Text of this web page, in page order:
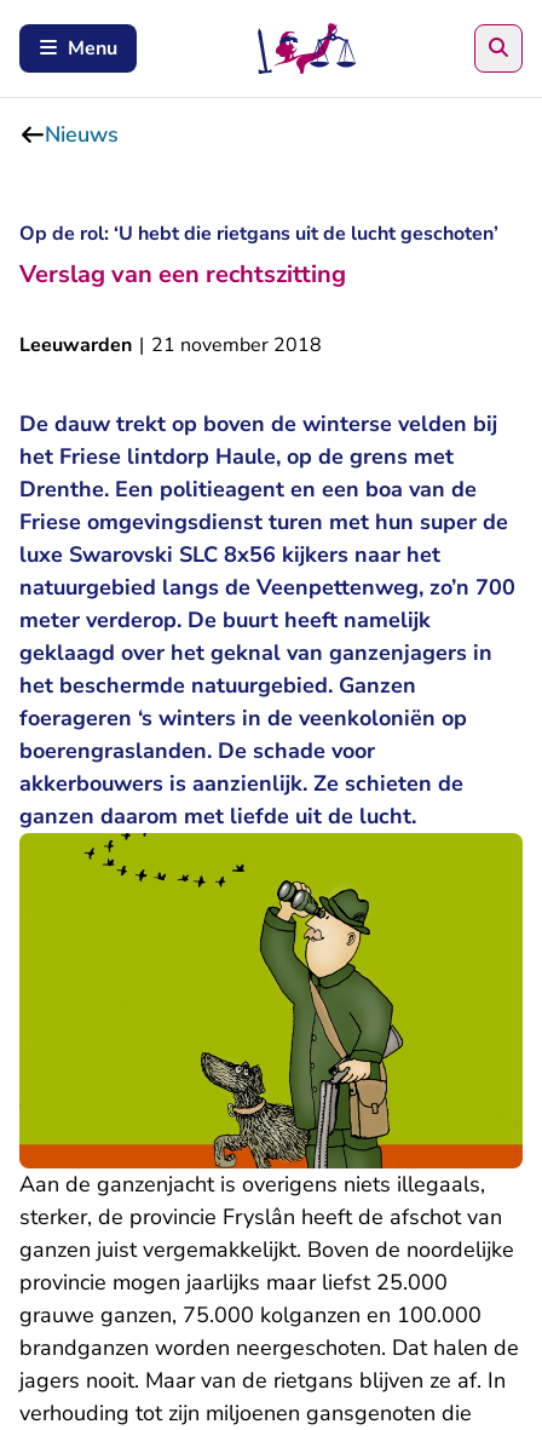
Menu
Nieuws
Op de rol: ‘U hebt die rietgans uit de lucht geschoten’
Verslag van een rechtszitting
Leeuwarden | 21 november 2018
De dauw trekt op boven de winterse velden bij
het Friese lintdorp Haule, op de grens met
Drenthe. Een politieagent en een boa van de
Friese omgevingsdienst turen met hun super de
luxe Swarovski SLC 8x56 kijkers naar het
natuurgebied langs de Veenpettenweg, zo’n 700
meter verderop. De buurt heeft namelijk
geklaagd over het geknal van ganzenjagers in
het beschermde natuurgebied. Ganzen
foerageren ‘s winters in de veenkoloniën op
boerengraslanden. De schade voor
akkerbouwers is aanzienlijk. Ze schieten de
ganzen daarom met liefde uit de lucht.
Aan de ganzenjacht is overigens niets illegaals,
sterker, de provincie Fryslân heeft de afschot van
ganzen juist vergemakkelijkt. Boven de noordelijke
provincie mogen jaarlijks maar liefst 25.000
grauwe ganzen, 75.000 kolganzen en 100.000
brandganzen worden neergeschoten. Dat halen de
jagers nooit. Maar van de rietgans blijven ze af. In
verhouding tot zijn miljoenen gansgenoten die